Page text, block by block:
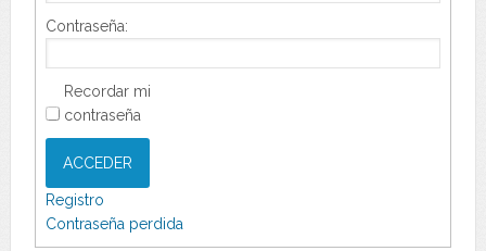
Contraseña:
Recordar mi
contraseña
ACCEDER
Registro
Contraseña perdida